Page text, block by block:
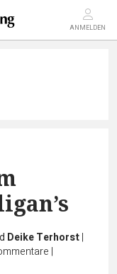
ANMELDEN
Deike Terhorst|
|